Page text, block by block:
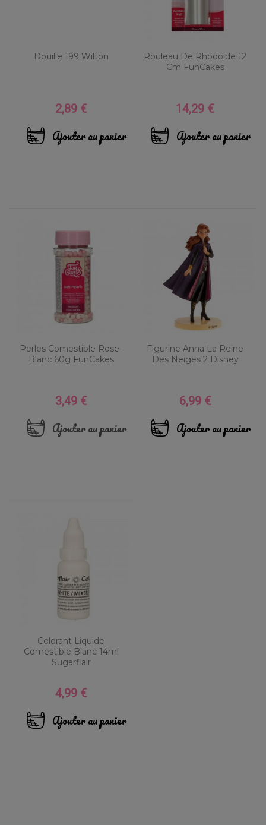
Douille 199 Wilton
Prix
2,89 €
Ajouter au panier
Rouleau De Rhodoïde 12
Cm FunCakes
Prix
14,29 €
Ajouter au panier
Perles Comestible Rose-
Blanc 60g FunCakes
Prix
3,49 €
Ajouter au panier
Figurine Anna La Reine
Des Neiges 2 Disney
Prix
6,99 €
Ajouter au panier
Colorant Liquide
Comestible Blanc 14ml
Sugarflair
Prix
4,99 €
Ajouter au panier